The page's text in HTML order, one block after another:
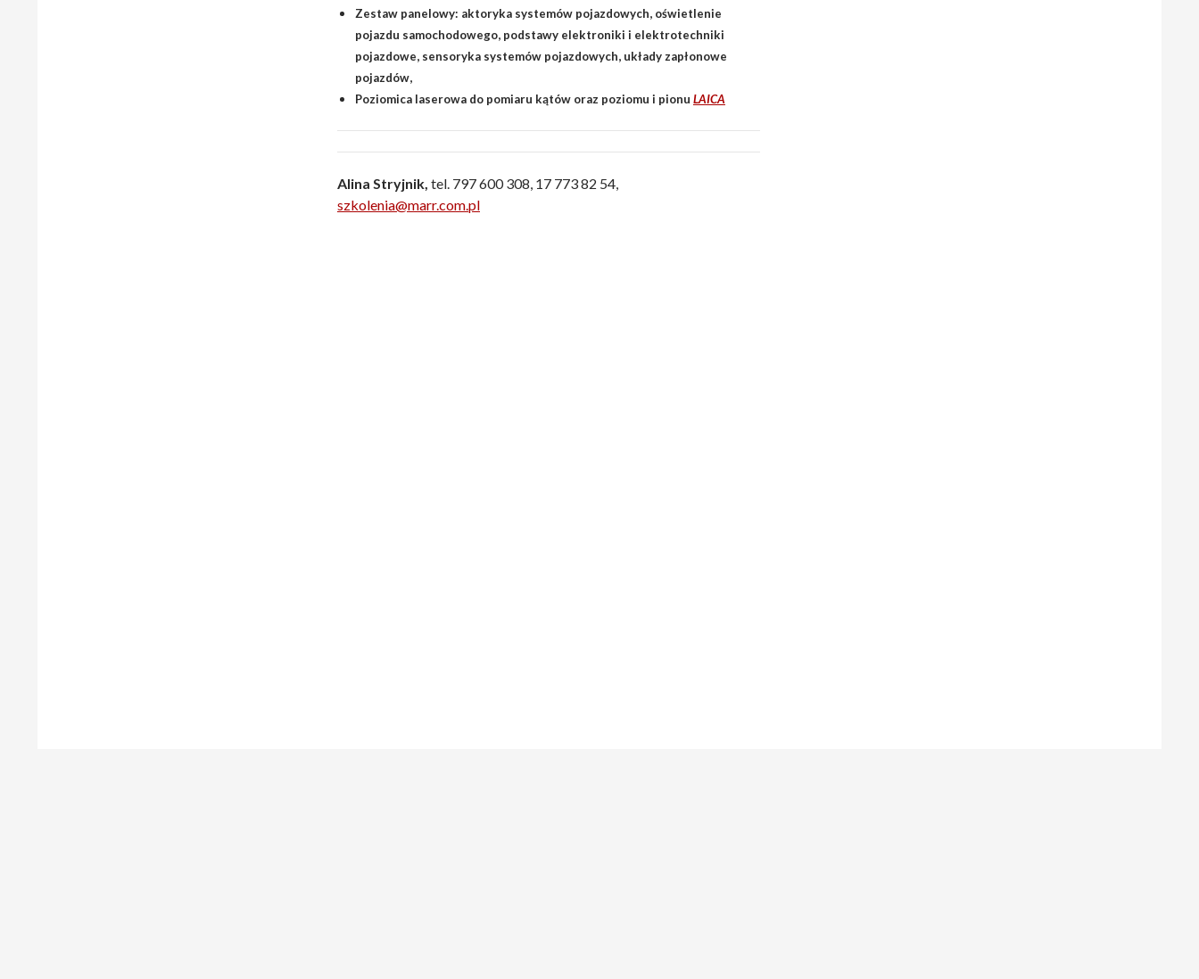
Zestaw panelowy: aktoryka systemów pojazdowych, oświetlenie
pojazdu samochodowego, podstawy elektroniki i elektrotechniki
pojazdowe, sensoryka systemów pojazdowych, układy zapłonowe
pojazdów,
Poziomica laserowa do pomiaru kątów oraz poziomu i pionu LAICA
Alina Stryjnik, tel. 797 600 308, 17 773 82 54,
szkolenia@marr.com.pl